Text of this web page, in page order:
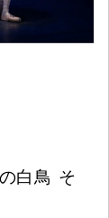
白鳥 そ